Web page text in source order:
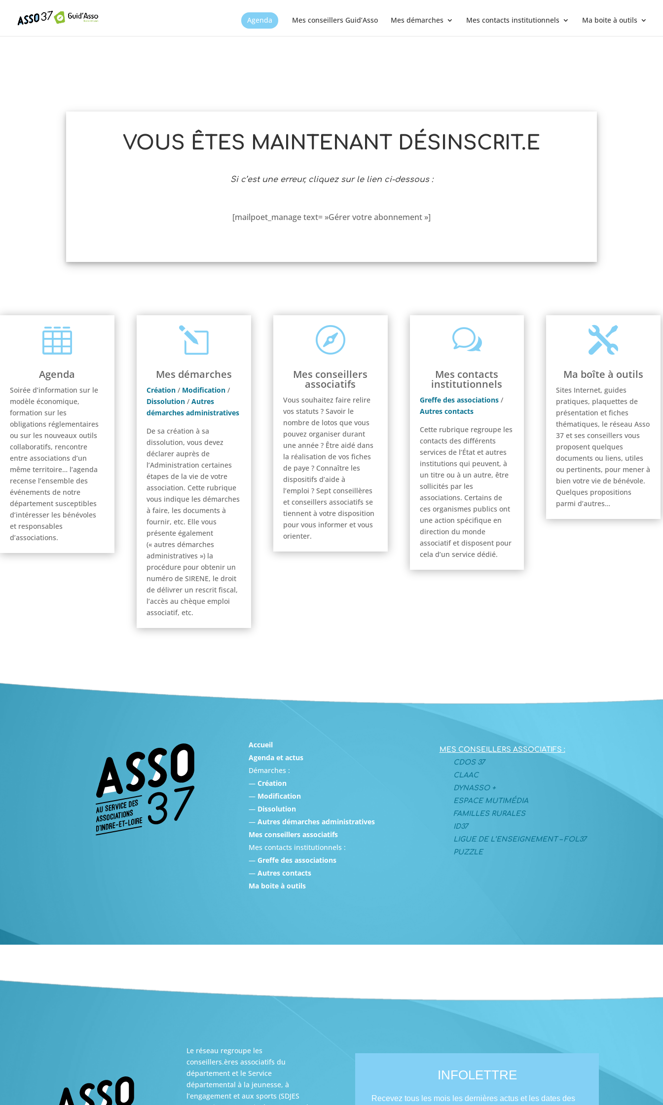
Agenda Mes conseillers Guid’Asso Mes démarches Mes contacts institutionnels Ma boite à outils
VOUS ÊTES MAINTENANT DÉSINSCRIT.E
Si c’est une erreur, cliquez sur le lien ci-dessous :
[mailpoet_manage text= »Gérer votre abonnement »]

Agenda
Soirée d’information sur le
modèle économique,
formation sur les
obligations réglementaires
ou sur les nouveaux outils
collaboratifs, rencontre
entre associations d’un
même territoire… l’agenda
recense l’ensemble des
événements de notre
département susceptibles
d’intéresser les bénévoles
et responsables
d’associations.
l
Mes démarches
Création/ Modification/
Dissolution/ Autres
démarches administratives
De sa création à sa
dissolution, vous devez
déclarer auprès de
l’Administration certaines
étapes de la vie de votre
association. Cette rubrique
vous indique les démarches
à faire, les documents à
fournir, etc. Elle vous
présente également
(« autres démarches
administratives ») la
procédure pour obtenir un
numéro de SIRENE, le droit
de délivrer un rescrit fiscal,
l’accès au chèque emploi
associatif, etc.

Mes conseillers
associatifs
Vous souhaitez faire relire
vos statuts ? Savoir le
nombre de lotos que vous
pouvez organiser durant
une année ? Être aidé dans
la réalisation de vos fiches
de paye ? Connaître les
dispositifs d’aide à
l’emploi ? Sept conseillères
et conseillers associatifs se
tiennent à votre disposition
pour vous informer et vous
orienter.
w
Mes contacts
institutionnels
Greffe des associations/
Autres contacts
Cette rubrique regroupe les
contacts des différents
services de l’État et autres
institutions qui peuvent, à
un titre ou à un autre, être
sollicités par les
associations. Certains de
ces organismes publics ont
une action spécifique en
direction du monde
associatif et disposent pour
cela d’un service dédié.

Ma boîte à outils
Sites Internet, guides
pratiques, plaquettes de
présentation et fiches
thématiques, le réseau Asso
37 et ses conseillers vous
proposent quelques
documents ou liens, utiles
ou pertinents, pour mener à
bien votre vie de bénévole.
Quelques propositions
parmi d’autres…
Accueil
Agenda et actus
Démarches :
— Création
— Modification
— Dissolution
— Autres démarches administratives
Mes conseillers associatifs
Mes contacts institutionnels :
— Greffe des associations
— Autres contacts
Ma boite à outils
MES CONSEILLERS ASSOCIATIFS :
CDOS 37
CLAAC
DYNASSO +
ESPACE MUTIMÉDIA
FAMILLES RURALES
ID37
LIGUE DE L’ENSEIGNEMENT – FOL37
PUZZLE
Le réseau regroupe les
conseillers.ères associatifs du
département et le Service
départemental à la jeunesse, à
l’engagement et aux sports (SDJES